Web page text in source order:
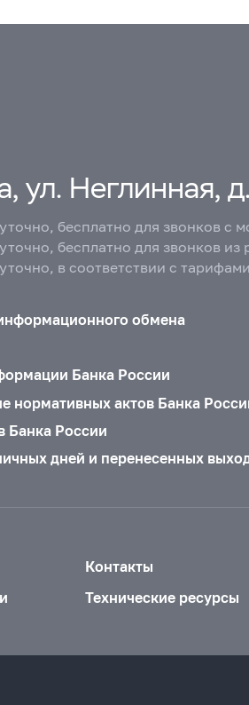
ул. Неглинная,
бесплатно для звонков с
бесплатно для звонков из
в соответствии с
обмена
Банка России
нормативных актов Банка
Банка России
дней и перенесенных
Контакты
Технические ресурсы